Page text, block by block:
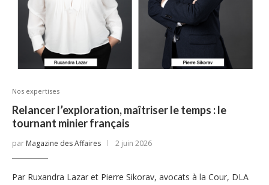
Nos expertises
Relancer l’exploration, maîtriser le temps : le
tournant minier français
par Magazine des Affaires 2 juin 2026
Par Ruxandra Lazar et Pierre Sikorav, avocats à la Cour, DLA